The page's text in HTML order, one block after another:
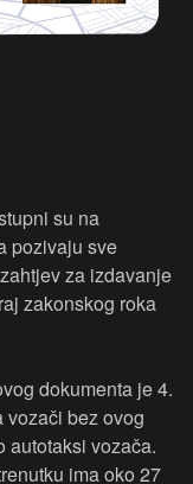
su na
pozivaju sve
za izdavanje
zakonskog roka
dokumenta je 4.
vozači bez ovog
autotaksi vozača.
ima oko 27